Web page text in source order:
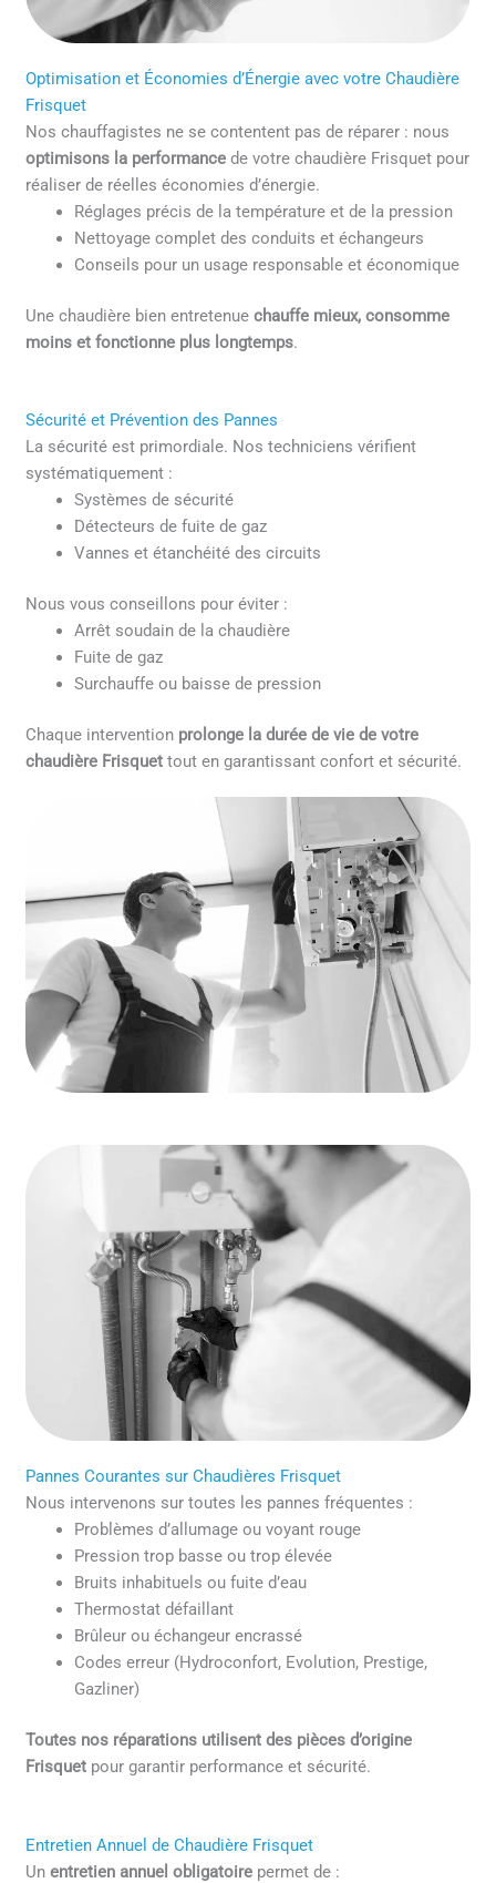
Optimisation et Économies d’Énergie avec votre Chaudière
Frisquet
Nos chauffagistes ne se contentent pas de réparer : nous
optimisons la performance de votre chaudière Frisquet pour
réaliser de réelles économies d’énergie.
Réglages précis de la température et de la pression
Nettoyage complet des conduits et échangeurs
Conseils pour un usage responsable et économique
Une chaudière bien entretenuechauffe mieux, consomme
moins et fonctionne plus longtemps.
Sécurité et Prévention des Pannes
La sécurité est primordiale. Nos techniciens vérifient
systématiquement :
Systèmes de sécurité
Détecteurs de fuite de gaz
Vannes et étanchéité des circuits
Nous vous conseillons pour éviter :
Arrêt soudain de la chaudière
Fuite de gaz
Surchauffe ou baisse de pression
Chaque intervention prolonge la durée de vie de votre
chaudière Frisquet tout en garantissant confort et sécurité.
Pannes Courantes sur Chaudières Frisquet
Nous intervenons sur toutes les pannes fréquentes :
Problèmes d’allumage ou voyant rouge
Pression trop basse ou trop élevée
Bruits inhabituels ou fuite d’eau
Thermostat défaillant
Brûleur ou échangeur encrassé
Codes erreur (Hydroconfort, Evolution, Prestige,
Gazliner)
Toutes nos réparations utilisent des pièces d’origine
Frisquet pour garantir performance et sécurité.
Entretien Annuel de Chaudière Frisquet
Unentretien annuel obligatoire permet de :